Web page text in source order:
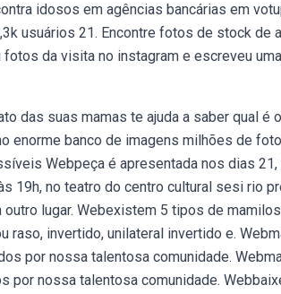
idosos em agências bancárias em
usuários 21. Encontre fotos de stock de
fotos da visita no instagram e escreveu
das suas mamas te ajuda a saber qual é
enorme banco de imagens milhões de
Webpeça é apresentada nos dias
19h, no teatro do centro cultural sesi rio
outro lugar. Webexistem 5 tipos de
raso, invertido, unilateral invertido e.
por nossa talentosa comunidade.
por nossa talentosa comunidade.